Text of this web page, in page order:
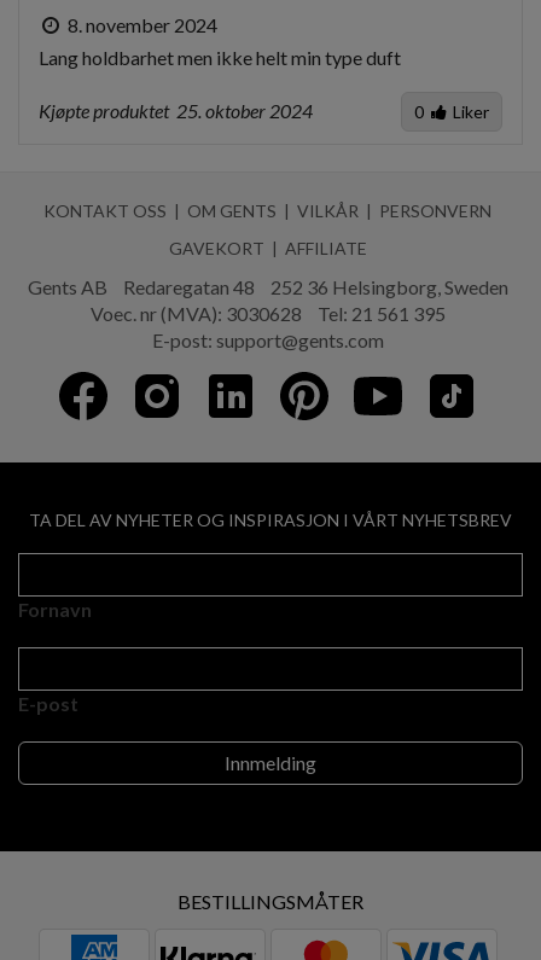
8. november 2024
Lang holdbarhet men ikke helt min type duft
Kjøpte produktet 25. oktober 2024 0 Liker
KONTAKT OSS OM GENTS VILKÅR
PERSONVERN
GAVEKORT
AFFILIATE
Gents AB Redaregatan 48
252 36 Helsingborg, Sweden
Voec. nr (MVA): 3030628
Tel: 21 561 395
E-post: support@gents.com
TA DEL AV NYHETER OG INSPIRASJON I VÅRT NYHETSBREV
Fornavn
E-post
BESTILLINGSMÅTER